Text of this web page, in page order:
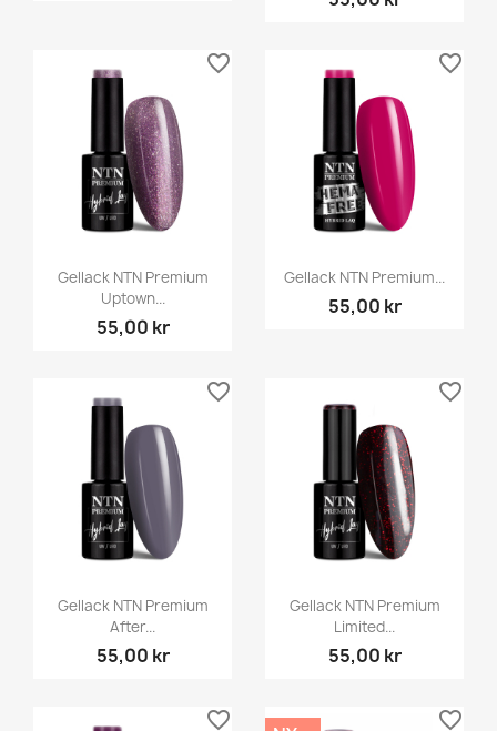
Gellack NTN Premium
Uptown...
55,00 kr
favorite_border
Gellack NTN Premium...
55,00 kr
favorite_border
Gellack NTN Premium
After...
55,00 kr
favorite_border
Gellack NTN Premium
Limited...
55,00 kr
favorite_border
favorite_border favorite_border